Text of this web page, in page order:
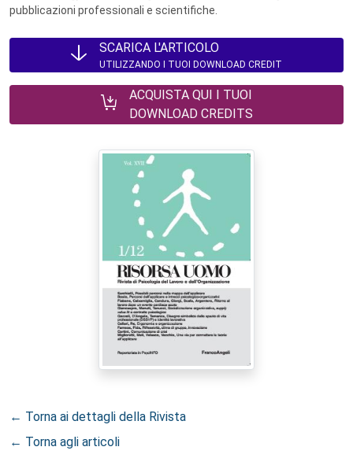
pubblicazioni professionali e scientifiche.
SCARICA L'ARTICOLO
UTILIZZANDO I TUOI DOWNLOAD CREDIT
ACQUISTA QUI I TUOI
DOWNLOAD CREDITS
← Torna ai dettagli della Rivista
← Torna agli articoli